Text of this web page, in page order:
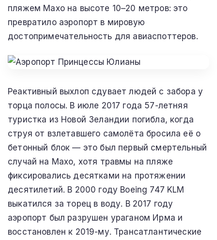
пляжем Махо на высоте 10–20 метров: это
превратило аэропорт в мировую
достопримечательность для авиаспоттеров.
Реактивный выхлоп сдувает людей с забора у
торца полосы. В июле 2017 года 57-летняя
туристка из Новой Зеландии погибла, когда
струя от взлетавшего самолёта бросила её о
бетонный блок — это был первый смертельный
случай на Махо, хотя травмы на пляже
фиксировались десятками на протяжении
десятилетий. В 2000 году Boeing 747 KLM
выкатился за торец в воду. В 2017 году
аэропорт был разрушен ураганом Ирма и
восстановлен к 2019-му. Трансатлантические